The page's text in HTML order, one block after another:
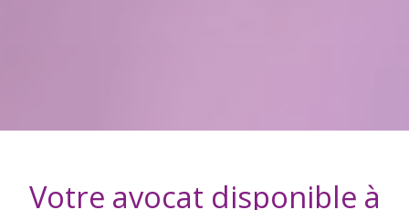
Votre avocat disponible à